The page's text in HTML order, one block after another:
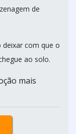
de
deixar com que o
ao solo.
mais